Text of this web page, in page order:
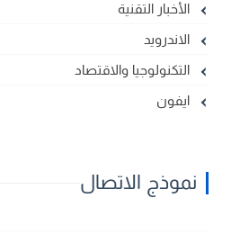
الأخبار التقنية
الاندرويد
التكنولوجيا والاقتصاد
ايفون
نموذج الاتصال